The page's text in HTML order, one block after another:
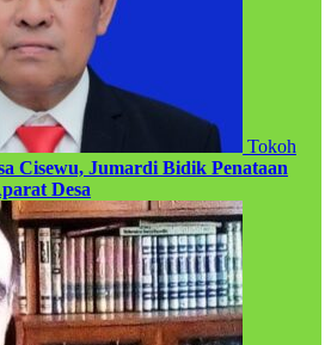
Tokoh
Cisewu, Jumardi Bidik Penataan
Desa